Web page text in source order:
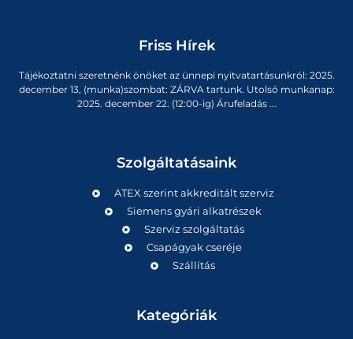
Friss Hírek
Tájékoztatni szeretnénk önöket az ünnepi nyitvatartásunkról: 2025.
december 13, (munka)szombat: ZÁRVA tartunk. Utolsó munkanap:
2025. december 22. (12:00-ig) Árufeladás ...
Szolgáltatásaink
ATEX szerint akkreditált szerviz
Siemens gyári alkatrészek
Szerviz szolgáltatás
Csapágyak cseréje
Szállítás
Kategóriák